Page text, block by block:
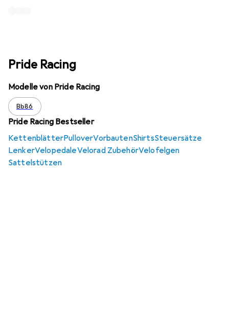
Pride Racing
Modelle von Pride Racing
Bb86
Pride Racing Bestseller
KettenblätterPulloverVorbautenShirtsSteuersätze
LenkerVelopedaleVelorad ZubehörVelofelgen
Sattelstützen